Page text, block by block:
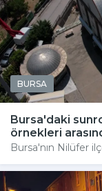
BURSA
Bursa'daki
örnekleri
Bursa'nın Nilüfer